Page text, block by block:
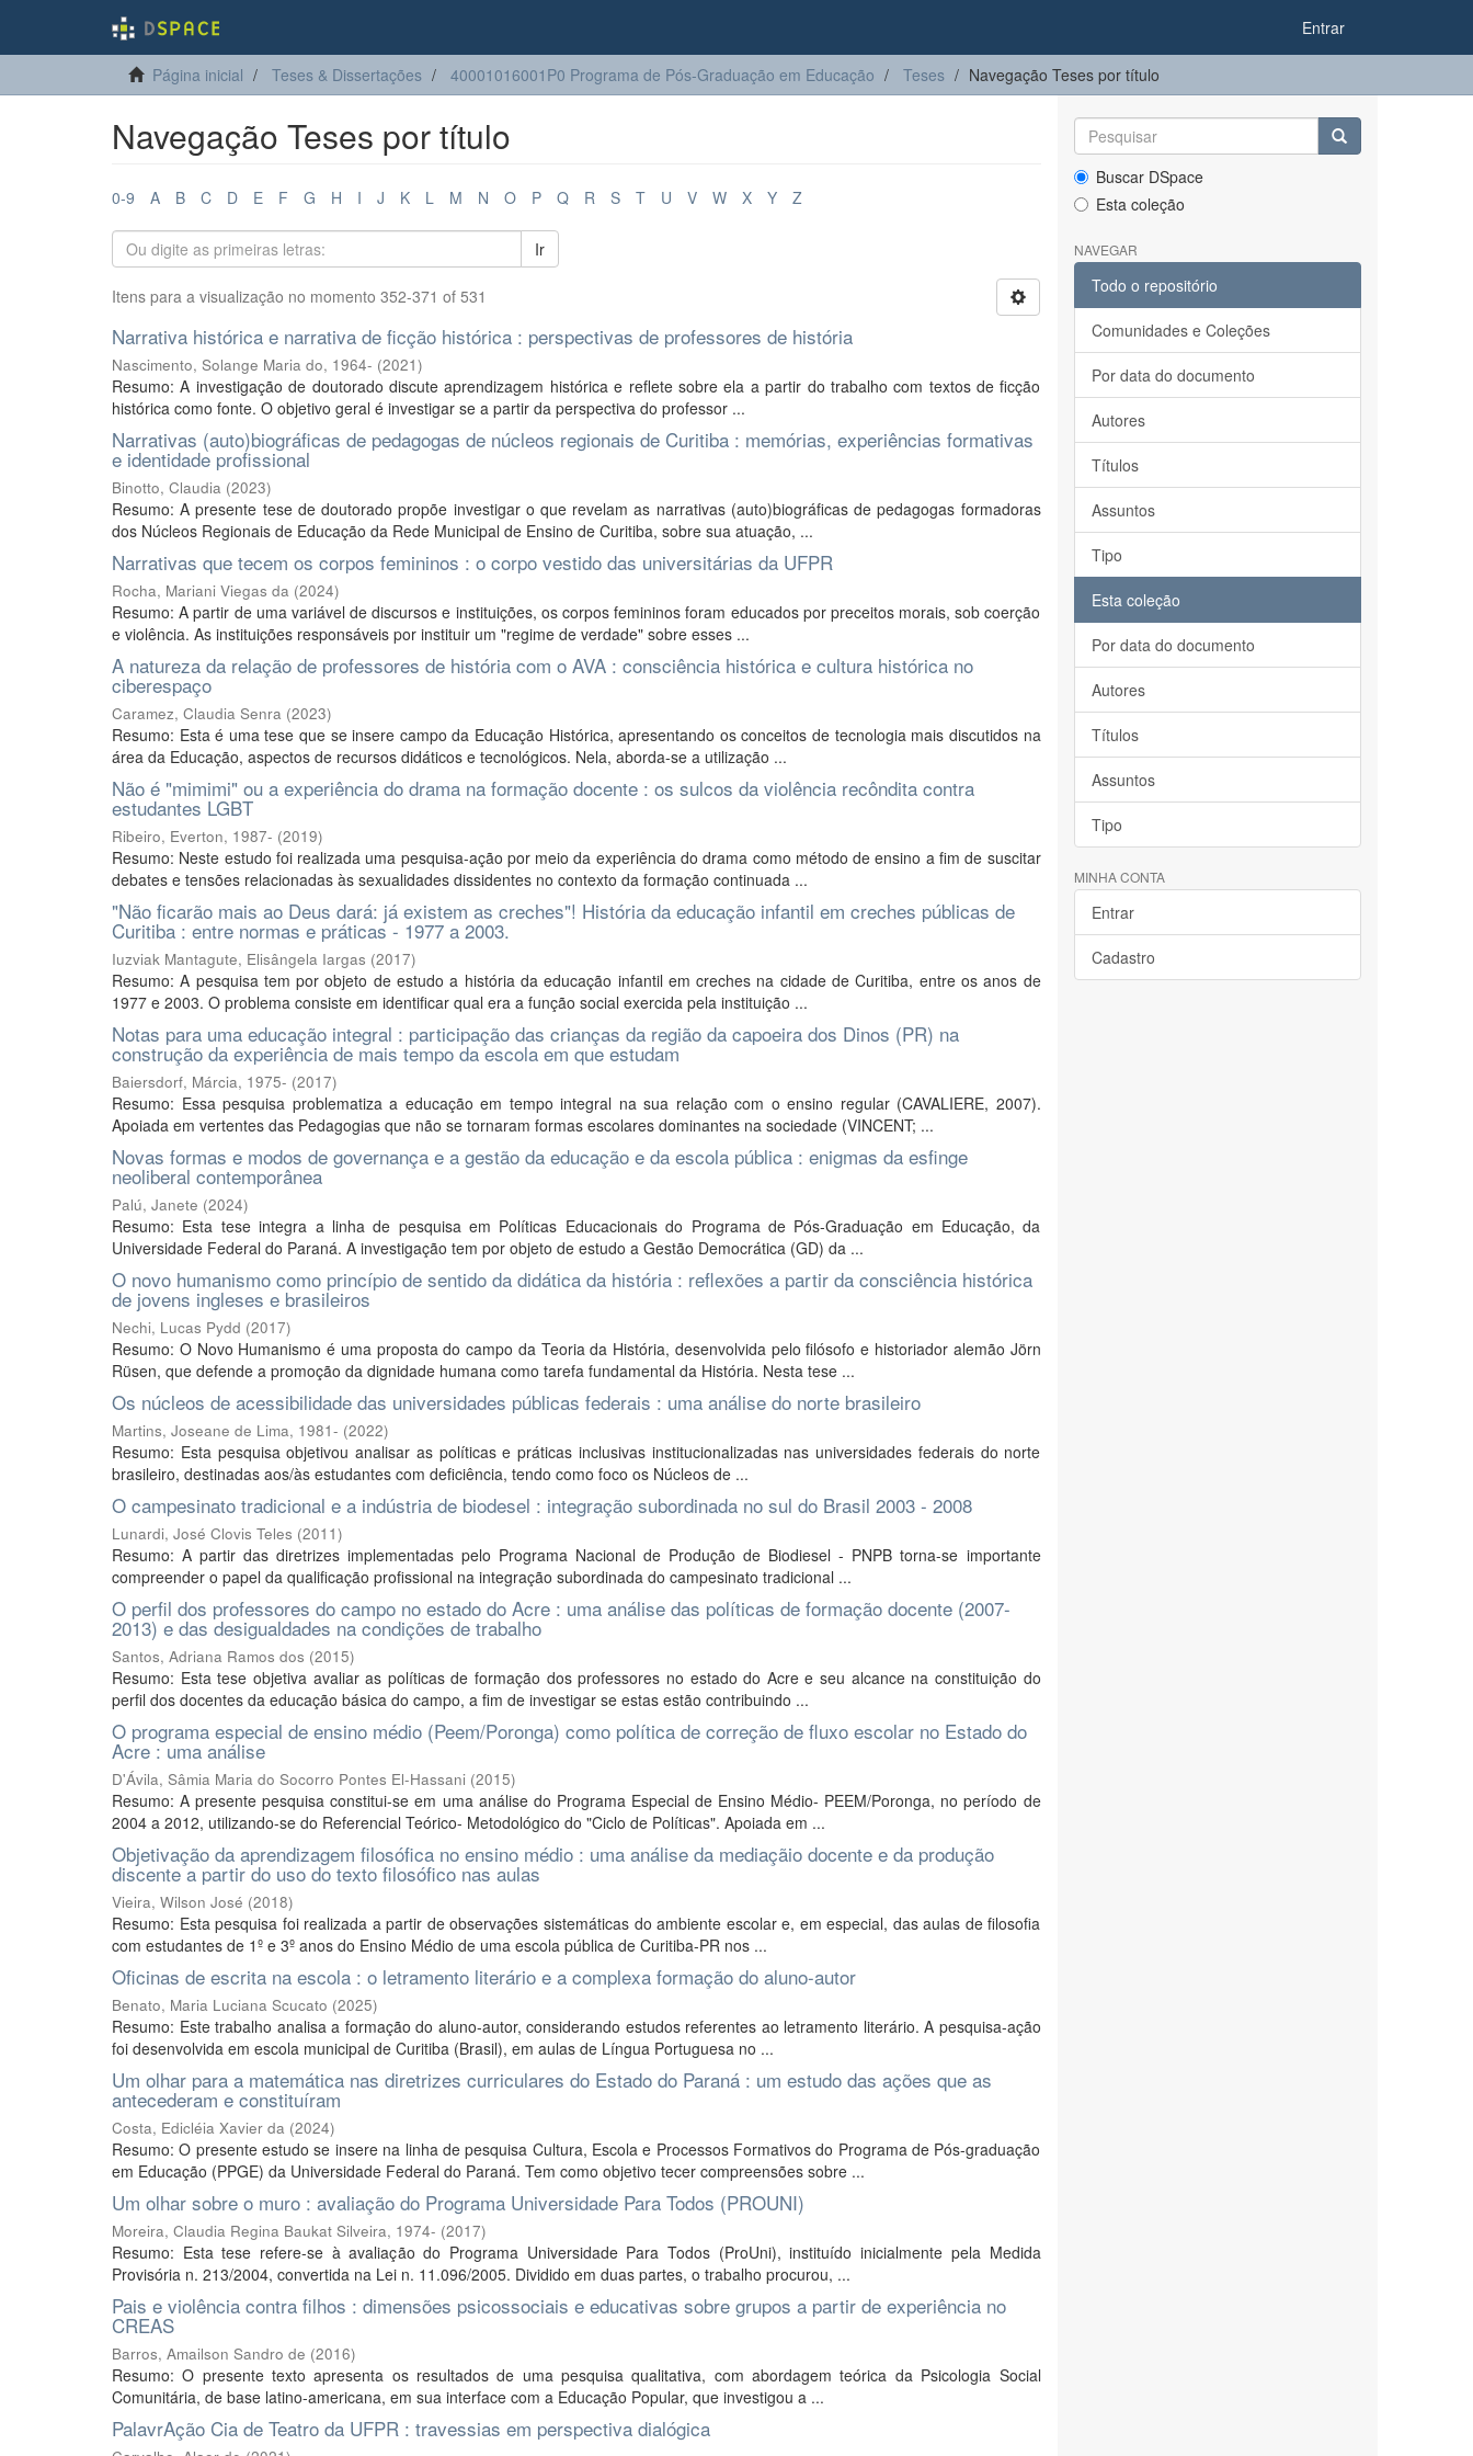
Entrar
Página inicial Teses & Dissertações 40001016001P0 Programa de Pós-Graduação em Educação Teses Navegação Teses por título
Navegação Teses por título
0-9 A B C D E F G H I J K L M N O P Q R S T U V W X Y Z
Ir
Itens para a visualização no momento 352-371 of 531
Narrativa histórica e narrativa de ficção histórica : perspectivas de professores de história
Nascimento, Solange Maria do, 1964- (2021)
Resumo: A investigação de doutorado discute aprendizagem histórica e reflete sobre ela a partir do trabalho com textos de ficção
histórica como fonte. O objetivo geral é investigar se a partir da perspectiva do professor ...
Narrativas (auto)biográficas de pedagogas de núcleos regionais de Curitiba : memórias, experiências formativas
e identidade profissional
Binotto, Claudia (2023)
Resumo: A presente tese de doutorado propõe investigar o que revelam as narrativas (auto)biográficas de pedagogas formadoras
dos Núcleos Regionais de Educação da Rede Municipal de Ensino de Curitiba, sobre sua atuação, ...
Narrativas que tecem os corpos femininos : o corpo vestido das universitárias da UFPR
Rocha, Mariani Viegas da (2024)
Resumo: A partir de uma variável de discursos e instituições, os corpos femininos foram educados por preceitos morais, sob coerção
e violência. As instituições responsáveis por instituir um "regime de verdade" sobre esses ...
A natureza da relação de professores de história com o AVA : consciência histórica e cultura histórica no
ciberespaço
Caramez, Claudia Senra (2023)
Resumo: Esta é uma tese que se insere campo da Educação Histórica, apresentando os conceitos de tecnologia mais discutidos na
área da Educação, aspectos de recursos didáticos e tecnológicos. Nela, aborda-se a utilização ...
Não é "mimimi" ou a experiência do drama na formação docente : os sulcos da violência recôndita contra
estudantes LGBT
Ribeiro, Everton, 1987- (2019)
Resumo: Neste estudo foi realizada uma pesquisa-ação por meio da experiência do drama como método de ensino a fim de suscitar
debates e tensões relacionadas às sexualidades dissidentes no contexto da formação continuada ...
"Não ficarão mais ao Deus dará: já existem as creches"! História da educação infantil em creches públicas de
Curitiba : entre normas e práticas - 1977 a 2003.
Iuzviak Mantagute, Elisângela Iargas (2017)
Resumo: A pesquisa tem por objeto de estudo a história da educação infantil em creches na cidade de Curitiba, entre os anos de
1977 e 2003. O problema consiste em identificar qual era a função social exercida pela instituição ...
Notas para uma educação integral : participação das crianças da região da capoeira dos Dinos (PR) na
construção da experiência de mais tempo da escola em que estudam
Baiersdorf, Márcia, 1975- (2017)
Resumo: Essa pesquisa problematiza a educação em tempo integral na sua relação com o ensino regular (CAVALIERE, 2007).
Apoiada em vertentes das Pedagogias que não se tornaram formas escolares dominantes na sociedade (VINCENT; ...
Novas formas e modos de governança e a gestão da educação e da escola pública : enigmas da esfinge
neoliberal contemporânea
Palú, Janete (2024)
Resumo: Esta tese integra a linha de pesquisa em Políticas Educacionais do Programa de Pós-Graduação em Educação, da
Universidade Federal do Paraná. A investigação tem por objeto de estudo a Gestão Democrática (GD) da ...
O novo humanismo como princípio de sentido da didática da história : reflexões a partir da consciência histórica
de jovens ingleses e brasileiros
Nechi, Lucas Pydd (2017)
Resumo: O Novo Humanismo é uma proposta do campo da Teoria da História, desenvolvida pelo filósofo e historiador alemão Jörn
Rüsen, que defende a promoção da dignidade humana como tarefa fundamental da História. Nesta tese ...
Os núcleos de acessibilidade das universidades públicas federais : uma análise do norte brasileiro
Martins, Joseane de Lima, 1981- (2022)
Resumo: Esta pesquisa objetivou analisar as políticas e práticas inclusivas institucionalizadas nas universidades federais do norte
brasileiro, destinadas aos/às estudantes com deficiência, tendo como foco os Núcleos de ...
O campesinato tradicional e a indústria de biodesel : integração subordinada no sul do Brasil 2003 - 2008
Lunardi, José Clovis Teles (2011)
Resumo: A partir das diretrizes implementadas pelo Programa Nacional de Produção de Biodiesel - PNPB torna-se importante
compreender o papel da qualificação profissional na integração subordinada do campesinato tradicional ...
O perfil dos professores do campo no estado do Acre : uma análise das políticas de formação docente (2007-
2013) e das desigualdades na condições de trabalho
Santos, Adriana Ramos dos (2015)
Resumo: Esta tese objetiva avaliar as políticas de formação dos professores no estado do Acre e seu alcance na constituição do
perfil dos docentes da educação básica do campo, a fim de investigar se estas estão contribuindo ...
O programa especial de ensino médio (Peem/Poronga) como política de correção de fluxo escolar no Estado do
Acre : uma análise
D'Ávila, Sâmia Maria do Socorro Pontes El-Hassani (2015)
Resumo: A presente pesquisa constitui-se em uma análise do Programa Especial de Ensino Médio- PEEM/Poronga, no período de
2004 a 2012, utilizando-se do Referencial Teórico- Metodológico do "Ciclo de Políticas". Apoiada em ...
Objetivação da aprendizagem filosófica no ensino médio : uma análise da mediaçãio docente e da produção
discente a partir do uso do texto filosófico nas aulas
Vieira, Wilson José (2018)
Resumo: Esta pesquisa foi realizada a partir de observações sistemáticas do ambiente escolar e, em especial, das aulas de filosofia
com estudantes de 1º e 3º anos do Ensino Médio de uma escola pública de Curitiba-PR nos ...
Oficinas de escrita na escola : o letramento literário e a complexa formação do aluno-autor
Benato, Maria Luciana Scucato (2025)
Resumo: Este trabalho analisa a formação do aluno-autor, considerando estudos referentes ao letramento literário. A pesquisa-ação
foi desenvolvida em escola municipal de Curitiba (Brasil), em aulas de Língua Portuguesa no ...
Um olhar para a matemática nas diretrizes curriculares do Estado do Paraná : um estudo das ações que as
antecederam e constituíram
Costa, Edicléia Xavier da (2024)
Resumo: O presente estudo se insere na linha de pesquisa Cultura, Escola e Processos Formativos do Programa de Pós-graduação
em Educação (PPGE) da Universidade Federal do Paraná. Tem como objetivo tecer compreensões sobre ...
Um olhar sobre o muro : avaliação do Programa Universidade Para Todos (PROUNI)
Moreira, Claudia Regina Baukat Silveira, 1974- (2017)
Resumo: Esta tese refere-se à avaliação do Programa Universidade Para Todos (ProUni), instituído inicialmente pela Medida
Provisória n. 213/2004, convertida na Lei n. 11.096/2005. Dividido em duas partes, o trabalho procurou, ...
Pais e violência contra filhos : dimensões psicossociais e educativas sobre grupos a partir de experiência no
CREAS
Barros, Amailson Sandro de (2016)
Resumo: O presente texto apresenta os resultados de uma pesquisa qualitativa, com abordagem teórica da Psicologia Social
Comunitária, de base latino-americana, em sua interface com a Educação Popular, que investigou a ...
PalavrAção Cia de Teatro da UFPR : travessias em perspectiva dialógica
Buscar DSpace
Esta coleção
NAVEGAR
Todo o repositório
Comunidades e Coleções
Por data do documento
Autores
Títulos
Assuntos
Tipo
Esta coleção
Por data do documento
Autores
Títulos
Assuntos
Tipo
MINHA CONTA
Entrar
Cadastro